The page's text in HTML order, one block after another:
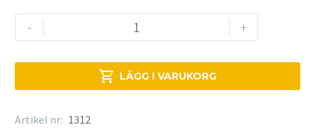
-
Kulkoppling
för
mängd
+
 LÄGG I VARUKORG
Artikel nr: 1312